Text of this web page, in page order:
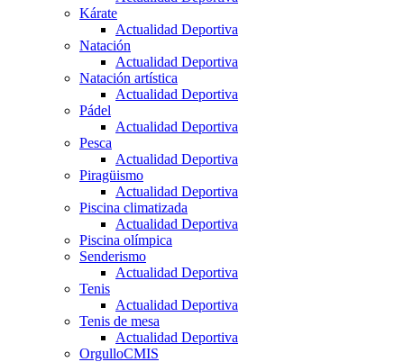
Kárate
Actualidad Deportiva
Natación
Actualidad Deportiva
Natación artística
Actualidad Deportiva
Pádel
Actualidad Deportiva
Pesca
Actualidad Deportiva
Piragüismo
Actualidad Deportiva
Piscina climatizada
Actualidad Deportiva
Piscina olímpica
Senderismo
Actualidad Deportiva
Tenis
Actualidad Deportiva
Tenis de mesa
Actualidad Deportiva
OrgulloCMIS